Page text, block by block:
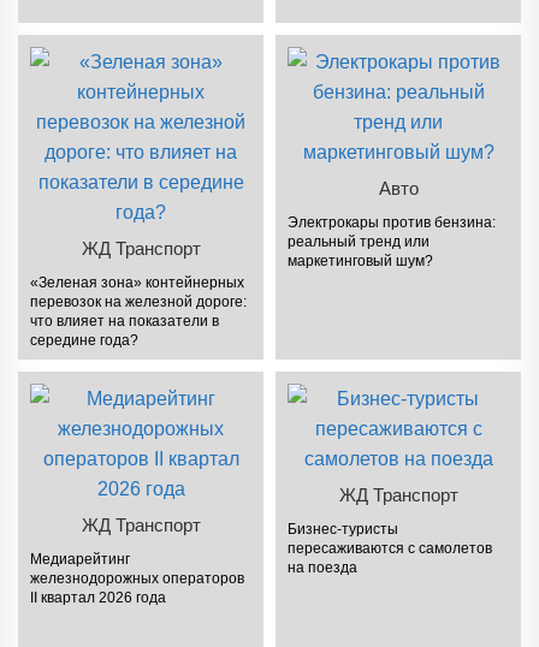
ЖД Транспорт
«Зеленая зона» контейнерных
перевозок на железной дороге:
что влияет на показатели в
середине года?
Авто
Электрокары против бензина:
реальный тренд или
маркетинговый шум?
ЖД Транспорт
Медиарейтинг
железнодорожных операторов
II квартал 2026 года
ЖД Транспорт
Бизнес-туристы
пересаживаются с самолетов
на поезда